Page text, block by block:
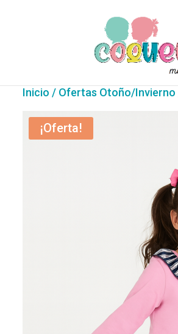
Inicio / Ofertas Otoño/Invierno
¡Oferta!